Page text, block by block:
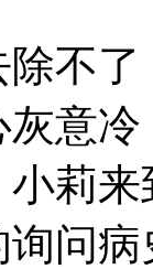
了
意
莉
问